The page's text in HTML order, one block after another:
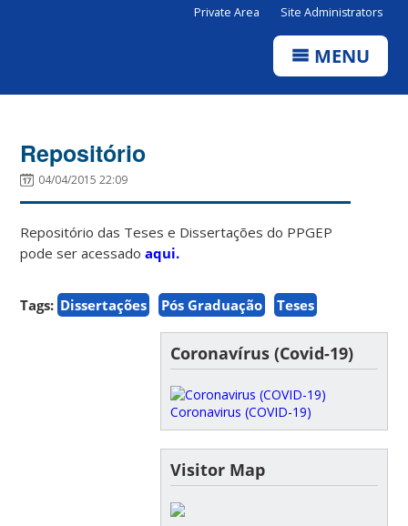
Private Area Site Administrators
MENU
Repositório
04/04/2015 22:09
Repositório das Teses e Dissertações do PPGEP
pode ser acessadoaqui.
Tags: Dissertações Pós Graduação Teses
Coronavírus (Covid-19)
Coronavirus (COVID-19)
Visitor Map